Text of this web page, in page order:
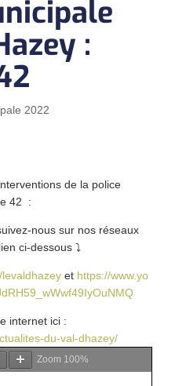
:
2022
de la police
42 :
nous sur nos réseaux
ci-dessous ⤵
et https://www.yo
internet ici :
du-val-dhazey/
Zoom 100%